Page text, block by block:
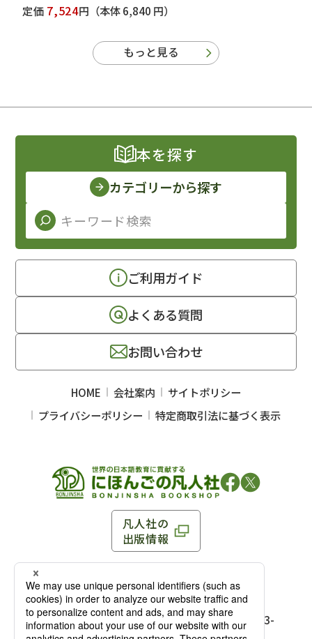
定価 7,524円 （本体 6,840 円）
もっと見る
凡人社の
出版情報
〒102-0093 東京都千代田区平河町 1-3-13 8F
TEL：03-3263-3959／FAX：03-3263-3116
〒102-0093 東京都千代田区平河町1-3-
13 8F［アクセス］
本を探す
カテゴリーから探す
ご利用ガイド
よくある質問
お問い合わせ
HOME 会社案内
サイトポリシー
プライバシーポリシー
特定商取引法に基づく表示